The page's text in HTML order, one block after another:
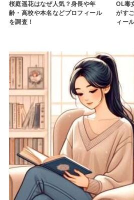
桜庭遥花はなぜ人気？身長や年
齢・高校や本名などプロフィール
を調査！
OL毒
がす
ィー